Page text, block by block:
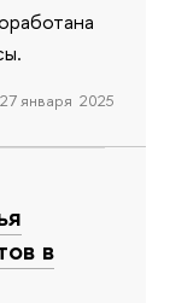
27 января 2025
в